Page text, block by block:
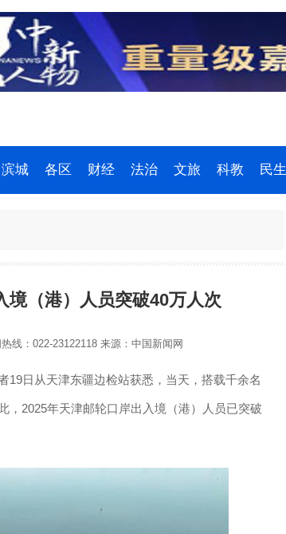
滨城 各区 财经 法治 文旅 科教 民生
境（港）人员突破40万人次
线：022-23122118来源：中国新闻网
日从天津东疆边检站获悉，当天，搭载千余名
，2025年天津邮轮口岸出入境（港）人员已突破